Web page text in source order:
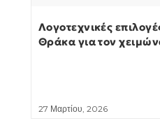
Λογοτεχνικές
Θράκα για τον
27 Μαρτίου, 2026